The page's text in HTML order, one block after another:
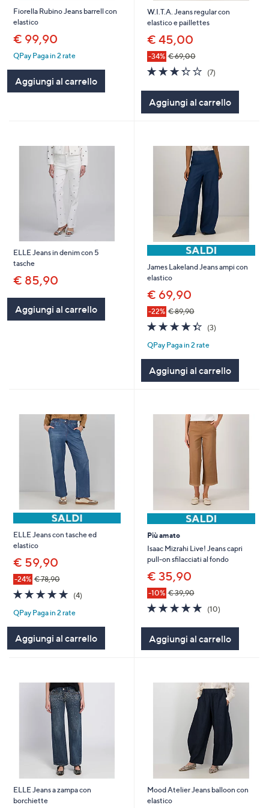
Fiorella Rubino Jeans barrell con
elastico
€ 99,90
QPay Paga in 2 rate
Aggiungi al carrello
W.I.T.A. Jeans regular con
elastico e paillettes
€ 45,00
-34% € 69,00
3.3
of
5
Stars
(7)7
Aggiungi al carrello
ELLE Jeans in denim con 5
tasche
€ 85,90
Aggiungi al carrello
James Lakeland Jeans ampi con
elastico
€ 69,90
-22% € 89,90
4.3
of
5
(3)3
QPay Paga in 2 rate
Aggiungi al carrello
ELLE Jeans con tasche ed
elastico
€ 59,90
-24% € 78,90
4.8
of
5
(4)4
QPay Paga in 2 rate
Aggiungi al carrello
Più amato
Isaac Mizrahi Live! Jeans capri
pull-on sfilacciati al fondo
€ 35,90
-10% € 39,90
4.8
of
5
Stars
(10)10
Aggiungi al carrello
ELLE Jeans a zampa con
borchiette
Mood Atelier Jeans balloon con
elastico